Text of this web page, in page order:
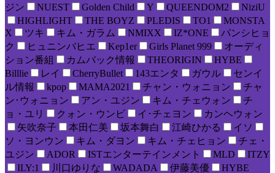
ジン
NUEST Golden Child Y QUEENDOM2
NiziU
HIGHLIGHT
THE BOYZ PLEDIS TO1
MONSTA
X
ツキ キム・ガラム NMIXX IZ*ONE
パンシヒョ
ク
ヒュニンバヒエ Kep1er Girls Planet 999
オーディ
ション番組
カムバック情報 THEORIGIN
HYBE
Billlie
レイ CherryBullet 143エンタ ガウル
センイ
ル情報
kpop MAMA2021 チャン・ウォニョン
チャ
ン･ウォニョン
アン・ユジン キム・チェウォン
チ
ョ・ユリ
クォン・ウンビ イ･チェヨン
カンヘウォン
矢吹奈子
本田仁美 坂本舞白 江崎ひかる
イソ
ソ・ヨンウン
キム・ダヨン キム・チェヒョン
チェ・
ユジン
ADOR ISTエンターテインメント MLD
ITZY
ILY:1
川口ゆりな WADADA 伊藤美優
HYBE